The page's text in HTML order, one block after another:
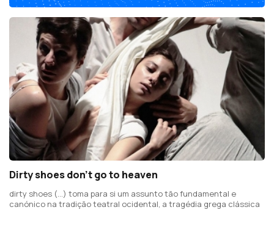
Dirty shoes don’t go to heaven
dirty shoes (…) toma para si um assunto tão fundamental e
canónico na tradição teatral ocidental, a tragédia grega clássica